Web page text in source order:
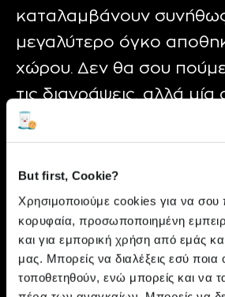
But first, Cookie?
Χρησιμοποιούμε cookies για να
κορυφαία, προσωποποιημένη
και για εμπορική χρήση από εμάς
μας. Μπορείς να διαλέξεις εσύ ποια
τοποθετηθούν, ενώ μπορείς και να
καταλαμβάνουν
μεγαλύτερο όγκο
χώρου. Δεν θα σου
τις διαγράψεις, αλλά μία
καλύτερες λύσεις για
χώρου στο smartphone
μεταφορά τους σε άλλο
μέσο. Μία από τις
είναι να στηριχτείς στις
όπως το Google Photos
Dropbox. Εκεί μπορείς